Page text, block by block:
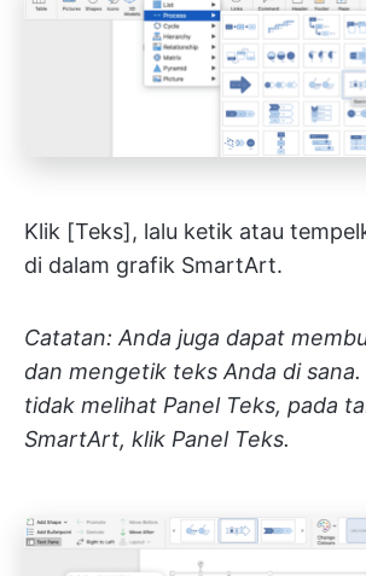
Klik [Teks], lalu ketik atau
di dalam grafik SmartArt.
Catatan: Anda juga dapat
dan mengetik teks Anda di sana.
tidak melihat Panel Teks, pada
SmartArt, klik Panel Teks.